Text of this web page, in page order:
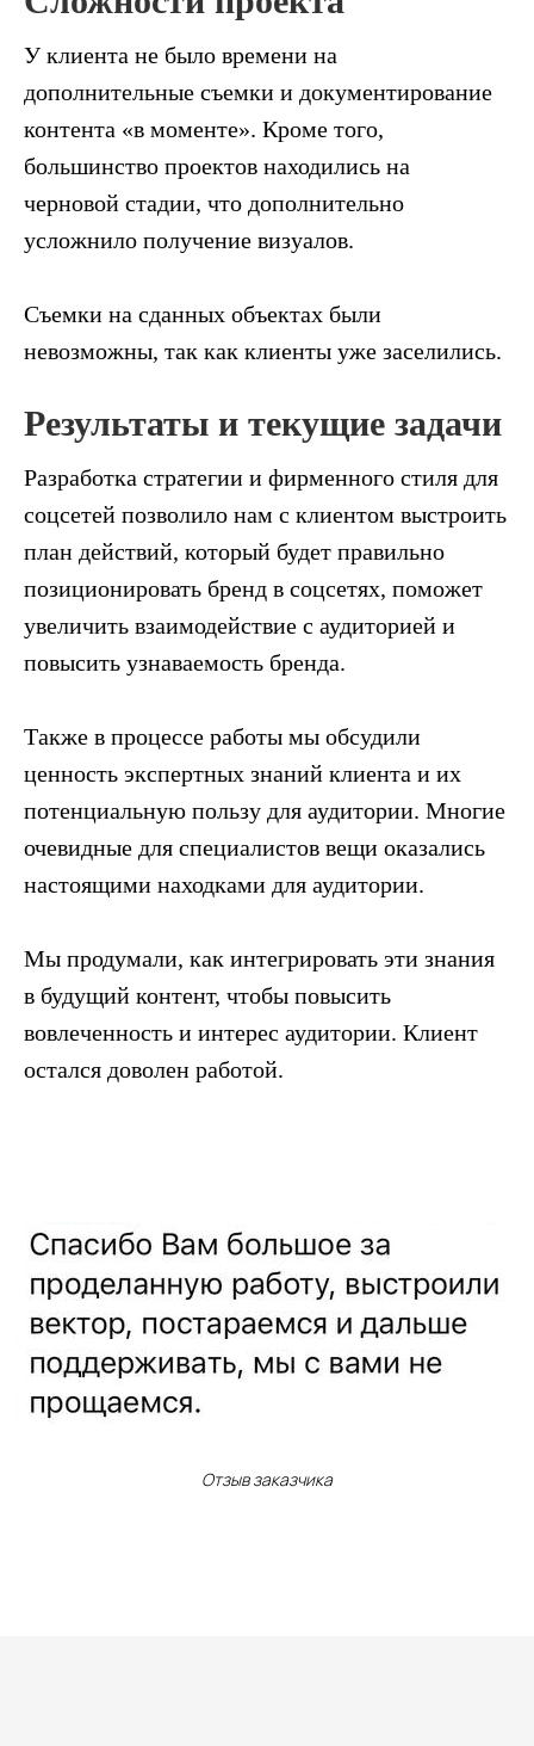
У клиента не было времени на
дополнительные съемки и документирование
контента «в моменте». Кроме того,
большинство проектов находились на
черновой стадии, что дополнительно
усложнило получение визуалов.
Съемки на сданных объектах были
невозможны, так как клиенты уже заселились.
Результаты и текущие задачи
Разработка стратегии и фирменного стиля для
соцсетей позволило нам с клиентом выстроить
план действий, который будет правильно
позиционировать бренд в соцсетях, поможет
увеличить взаимодействие с аудиторией и
повысить узнаваемость бренда.
Также в процессе работы мы обсудили
ценность экспертных знаний клиента и их
потенциальную пользу для аудитории. Многие
очевидные для специалистов вещи оказались
настоящими находками для аудитории.
Мы продумали, как интегрировать эти знания
в будущий контент, чтобы повысить
вовлеченность и интерес аудитории. Клиент
остался доволен работой.
Отзыв заказчика